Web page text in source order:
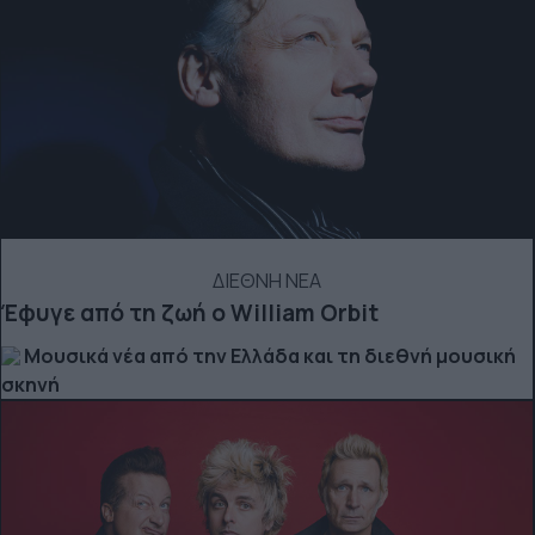
ΔΙΕΘΝΗ ΝΕΑ
Έφυγε από τη ζωή ο William Orbit
Μουσικά νέα από την Ελλάδα και τη διεθνή μουσική
σκηνή